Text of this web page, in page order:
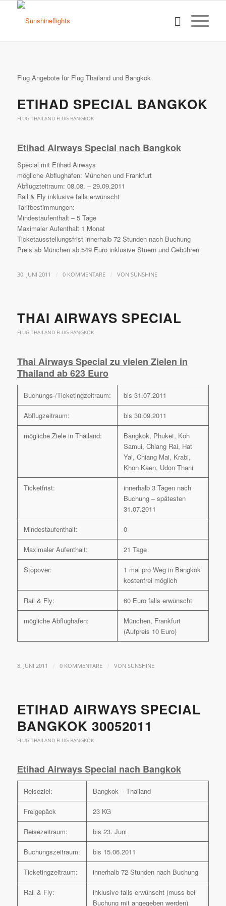
Flug Angebote für Flug Thailand und Bangkok
ETIHAD SPECIAL BANGKOK
FLUG THAILAND FLUG BANGKOK
Etihad Airways Special nach Bangkok
Special mit Etihad Airways
mögliche Abflughafen: München und Frankfurt
Abflugzteitraum: 08.08. – 29.09.2011
Rail & Fly inklusive falls erwünscht
Tarifbestimmungen:
Mindestaufenthalt – 5 Tage
Maximaler Aufenthalt 1 Monat
Ticketausstellungsfrist innerhalb 72 Stunden nach Buchung
Preis ab München ab 549 Euro inklusive Stuern und Gebühren
30. JUNI 2011 / 0 KOMMENTARE / VON SUNSHINE
THAI AIRWAYS SPECIAL
FLUG THAILAND FLUG BANGKOK
Thai Airways Special zu vielen Zielen in
Thailand ab 623 Euro
Buchungs-/Ticketingzeitraum: bis 31.07.2011
Abflugzeitraum: bis 30.09.2011
mögliche Ziele in Thailand:
Bangkok, Phuket, Koh
Samui, Chiang Rai, Hat
Yai, Chiang Mai, Krabi,
Khon Kaen, Udon Thani
Ticketfrist:
innerhalb 3 Tagen nach
Buchung – spätesten
31.07.2011
Mindestaufenthalt: 0
Maximaler Aufenthalt: 21 Tage
Stopover:
1 mal pro Weg in Bangkok
kostenfrei möglich
Rail & Fly: 60 Euro falls erwünscht
mögliche Abflughafen:
München, Frankfurt
(Aufpreis 10 Euro)
8. JUNI 2011 / 0 KOMMENTARE / VON SUNSHINE
ETIHAD AIRWAYS SPECIAL
BANGKOK 30052011
FLUG THAILAND FLUG BANGKOK
Etihad Airways Special nach Bangkok
Reiseziel: Bangkok – Thailand
Freigepäck 23 KG
Reisezeitraum: bis 23. Juni
Buchungszeitraum: bis 15.06.2011
Ticketingzeitraum: innerhalb 72 Stunden nach Buchung
Rail & Fly:
inklusive falls erwünscht (muss bei
Buchung mit angegeben werden)